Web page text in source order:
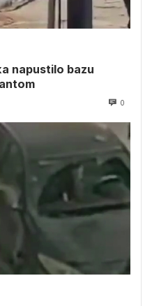
napustilo bazu
0